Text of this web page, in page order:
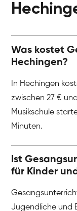
Was kostet
Hechingen?
In Hechingen
zwischen 27 €
Musikschule
Minuten.
Ist
für Kinder
Jugendliche und